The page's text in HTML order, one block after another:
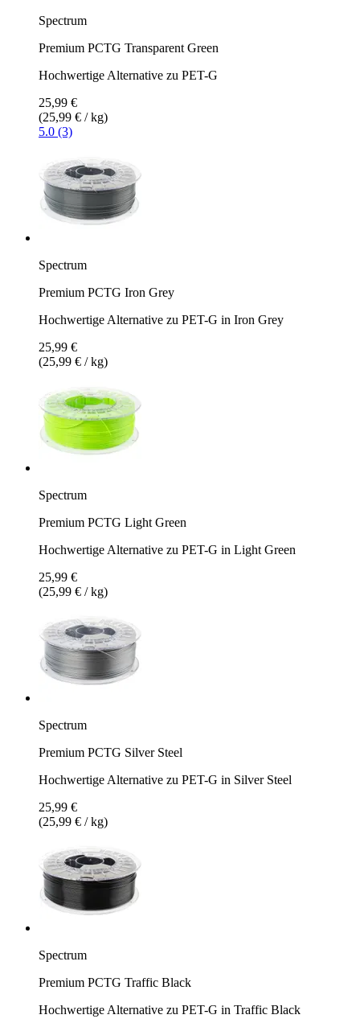
Spectrum
Premium PCTG Transparent Green
Hochwertige Alternative zu PET-G
25,99 €
(25,99 € / kg)
5.0 (3)
Spectrum
Premium PCTG Iron Grey
Hochwertige Alternative zu PET-G in Iron Grey
25,99 €
(25,99 € / kg)
Spectrum
Premium PCTG Light Green
Hochwertige Alternative zu PET-G in Light Green
25,99 €
(25,99 € / kg)
Spectrum
Premium PCTG Silver Steel
Hochwertige Alternative zu PET-G in Silver Steel
25,99 €
(25,99 € / kg)
Spectrum
Premium PCTG Traffic Black
Hochwertige Alternative zu PET-G in Traffic Black